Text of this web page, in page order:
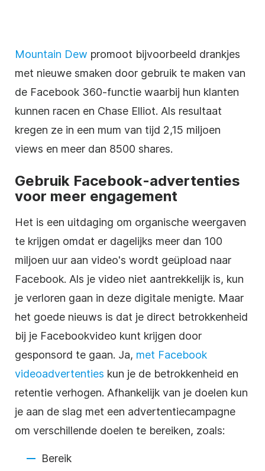
Mountain Dew promoot bijvoorbeeld drankjes
met nieuwe smaken door gebruik te maken van
de Facebook 360-functie waarbij hun klanten
kunnen racen en Chase Elliot. Als resultaat
kregen ze in een mum van tijd 2,15 miljoen
views en meer dan 8500 shares.
Gebruik Facebook-advertenties
voor meer engagement
Het is een uitdaging om organische weergaven
te krijgen omdat er dagelijks meer dan 100
miljoen uur aan video's wordt geüpload naar
Facebook. Als je video niet aantrekkelijk is, kun
je verloren gaan in deze digitale menigte. Maar
het goede nieuws is dat je direct betrokkenheid
bij je Facebookvideo kunt krijgen door
gesponsord te gaan. Ja, met Facebook
videoadvertenties kun je de betrokkenheid en
retentie verhogen. Afhankelijk van je doelen kun
je aan de slag met een advertentiecampagne
om verschillende doelen te bereiken, zoals:
Bereik